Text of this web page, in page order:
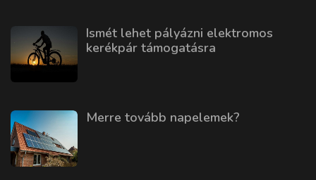
Ismét lehet pályázni elektromos
kerékpár támogatásra
Merre tovább napelemek?